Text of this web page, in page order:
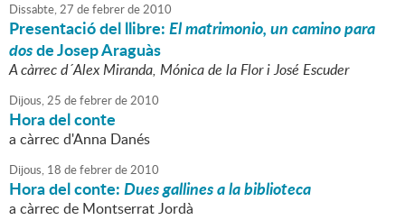
Dissabte,27 defebrerde2010
Presentació del llibre:El matrimonio, un camino para
dosde Josep Araguàs
A càrrec d´Alex Miranda, Mónica de la Flor i José Escuder
Dijous,25 defebrerde2010
Hora del conte
a càrrec d'Anna Danés
Dijous, 18 defebrerde2010
Hora del conte:Dues gallines a la biblioteca
a càrrec de Montserrat Jordà